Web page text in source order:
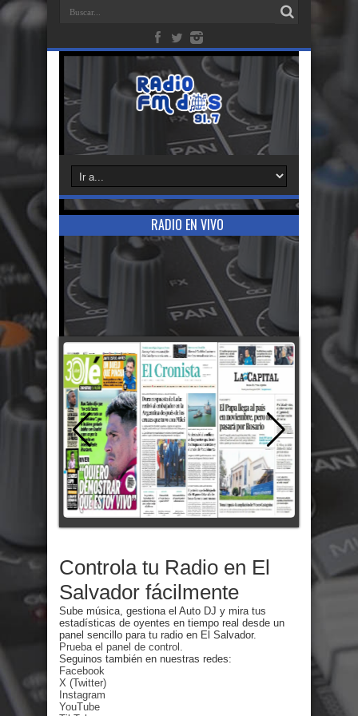
RADIO EN VIVO
Controla tu Radio en El
Salvador fácilmente
Sube música, gestiona el Auto DJ y mira tus
estadísticas de oyentes en tiempo real desde un
panel sencillo para tu radio en El Salvador.
Prueba el panel de control.
Seguinos también en nuestras redes:
Facebook
X (Twitter)
Instagram
YouTube